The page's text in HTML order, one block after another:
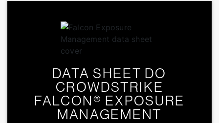
DATA SHEET DO
CROWDSTRIKE
FALCON® EXPOSURE
MANAGEMENT